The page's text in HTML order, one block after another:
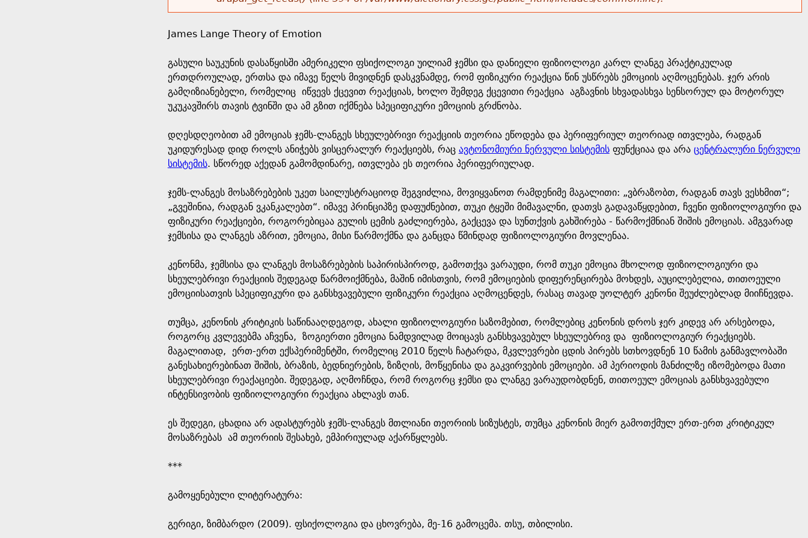
r
s
e
h
e
r
e
o
r
m
s
a
g
e
James Lange Theory of Emotion
გასული საუკუნის დასაწყისში ამერიკელი ფსიქოლოგი უილიამ ჯემსი და დანიელი ფიზიოლოგი კარლ ლანგე პრაქტიკულად
ერთდროულად, ერთსა და იმავე წელს მივიდნენ დასკვნამდე, რომ ფიზიკური რეაქცია წინ უსწრებს ემოციის აღმოცენებას. ჯერ არის
გამღიზიანებელი, რომელიც იწვევს ქცევით რეაქციას, ხოლო შემდეგ ქცევითი რეაქცია აგზავნის სხვადასხვა სენსორულ და მოტორულ
უკუკავშირს თავის ტვინში და ამ გზით იქმნება სპეციფიკური ემოციის გრძნობა.
დღესდღეობით ამ ემოციას ჯემს-ლანგეს სხეულებრივი რეაქციის თეორია ეწოდება და პერიფერიულ თეორიად ითვლება, რადგან
უკიდურესად დიდ როლს ანიჭებს ვისცერალურ რეაქციებს, რაც ავტონომიური ნერვული სისტემისფუნქციაა და არა ცენტრალური ნერვული
სისტემის. სწორედ აქედან გამომდინარე, ითვლება ეს თეორია პერიფერიულად.
ჯემს-ლანგეს მოსაზრებების უკეთ საილუსტრაციოდ შეგვიძლია, მოვიყვანოთ რამდენიმე მაგალითი: „ვბრაზობთ, რადგან თავს ვესხმით“;
„გვეშინია, რადგან ვკანკალებთ“. იმავე პრინციპზე დაფუძნებით, თუკი ტყეში მიმავალნი, დათვს გადავაწყდებით, ჩვენი ფიზიოლოგიური და
ფიზიკური რეაქციები, როგორებიცაა გულის ცემის გაძლიერება, გაქცევა და სუნთქვის გახშირება - წარმოქმნიან შიშის ემოციას. ამგვარად
ჯემსისა და ლანგეს აზრით, ემოცია, მისი წარმოქმნა და განცდა წმინდად ფიზიოლოგიური მოვლენაა.
კენონმა, ჯემსისა და ლანგეს მოსაზრებების საპირისპიროდ, გამოთქვა ვარაუდი, რომ თუკი ემოცია მხოლოდ ფიზიოლოგიური და
სხეულებრივი რეაქციის შედეგად წარმოიქმნება, მაშინ იმისთვის, რომ ემოციების დიფერენცირება მოხდეს, აუცილებელია, თითოეული
ემოციისათვის სპეციფიკური და განსხვავებული ფიზიკური რეაქცია აღმოცენდეს, რასაც თავად უოლტერ კენონი შეუძლებლად მიიჩნევდა.
თუმცა, კენონის კრიტიკის საწინააღდეგოდ, ახალი ფიზიოლოგიური საზომებით, რომლებიც კენონის დროს ჯერ კიდევ არ არსებოდა,
როგორც კვლევებმა აჩვენა, ზოგიერთი ემოცია ნამდვილად მოიცავს განსხვავებულ სხეულებრივ და ფიზიოლოგიურ რეაქციებს.
მაგალითად, ერთ-ერთ ექსპერიმენტში, რომელიც 2010 წელს ჩატარდა, მკვლევრები ცდის პირებს სთხოვდნენ 10 წამის განმავლობაში
განესახიერებინათ შიშის, ბრაზის, ბედნიერების, ზიზღის, მოწყენისა და გაკვირვების ემოციები. ამ პერიოდის მანძილზე იზომებოდა მათი
სხეულებრივი რეაქაციები. შედეგად, აღმოჩნდა, რომ როგორც ჯემსი და ლანგე ვარაუდობდნენ, თითოეულ ემოციას განსხვავებული
ინტენსივობის ფიზიოლოგიური რეაქცია ახლავს თან.
ეს შედეგი, ცხადია არ ადასტურებს ჯემს-ლანგეს მთლიანი თეორიის სიზუსტეს, თუმცა კენონის მიერ გამოთქმულ ერთ-ერთ კრიტიკულ
მოსაზრებას ამ თეორიის შესახებ, ემპირიულად აქარწყლებს.
***
გამოყენებული ლიტერატურა:
გერიგი, ზიმბარდო (2009). ფსიქოლოგია და ცხოვრება, მე-16 გამოცემა. თსუ, თბილისი.